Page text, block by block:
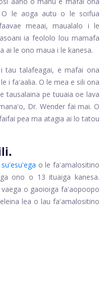
O le aoga autu o le soifua
meaai, maualalo i le
ia feololo lou mamafa
ai le ono maua i le kanesa.
tau talafeagai, e mafai ona
i faʻaalia. O le mea e sili ona
tausalaina pe tuuaia oe lava
Dr. Wender fai mai. O
pea ma atagia ai lo tatou
o le faʻamalositino
ono o 13 ituaiga kanesa.
o gaoioiga faʻaopoopo
lea o lau faʻamalositino